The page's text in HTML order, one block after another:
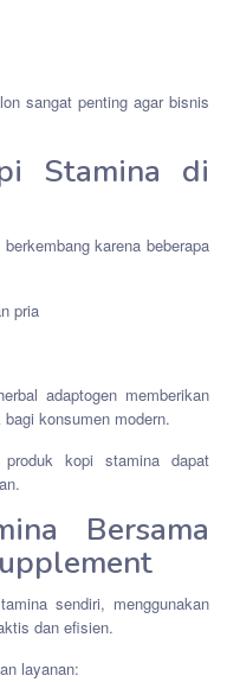
sangat penting agar bisnis
Stamina di
karena beberapa
pria
adaptogen memberikan
konsumen modern.
kopi stamina dapat
Bersama
sendiri, menggunakan
dan efisien.
layanan: